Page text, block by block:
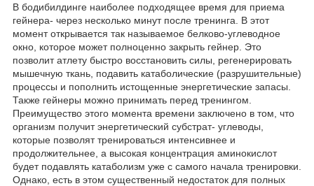
В бодибилдинге наиболее подходящее время для приема
гейнера- через несколько минут после тренинга. В этот
момент открывается так называемое белково-углеводное
окно, которое может полноценно закрыть гейнер. Это
позволит атлету быстро восстановить силы, регенерировать
мышечную ткань, подавить катаболические (разрушительные)
процессы и пополнить истощенные энергетические запасы.
Также гейнеры можно принимать перед тренингом.
Преимущество этого момента времени заключено в том, что
организм получит энергетический субстрат- углеводы,
которые позволят тренироваться интенсивнее и
продолжительнее, а высокая концентрация аминокислот
будет подавлять катаболизм уже с самого начала тренировки.
Однако, есть в этом существенный недостаток для полных